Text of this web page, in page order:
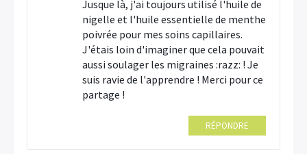
Jusque là, j'ai toujours utilisé l'huile de
nigelle et l'huile essentielle de menthe
poivrée pour mes soins capillaires.
J'étais loin d'imaginer que cela pouvait
aussi soulager les migraines :razz: ! Je
suis ravie de l'apprendre ! Merci pour ce
partage !
RÉPONDRE